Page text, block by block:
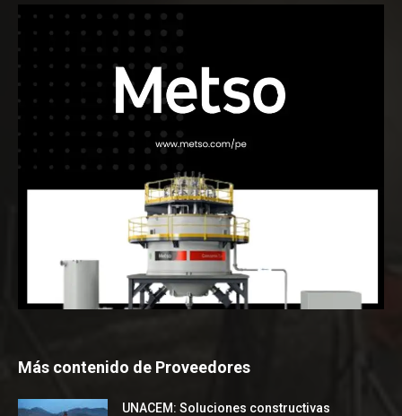
Más contenido de Proveedores
UNACEM: Soluciones constructivas